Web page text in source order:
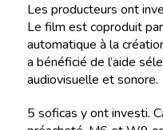
Les producteurs ont
Le film est coproduit
automatique à la
a bénéficié de l’aide
audiovisuelle et sonore.
5 soficas y ont investi.